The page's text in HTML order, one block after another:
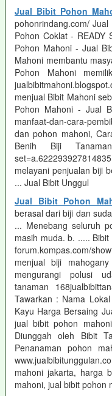
Jual Bibit Pohon
pohonrindang.com/
Pohon Coklat - READY
Pohon Mahoni - Jual
Mahoni membantu
Pohon Mahoni
menjual Bibit Mahoni
Pohon Mahoni - Jual
manfaat-dan-cara-
dan pohon mahoni,
Benih Biji Tanaman
melayani penjualan biji
... Jual Bibit Unggul
Jual Bibit Pohon
berasal dari biji dan
... Menebang seluruh
masih muda. b. .....
forum.kompas.com/
menjual biji
mengurangi polusi
tanaman
Tawarkan : Nama
Kayu Harga Bersaing
jual bibit pohon
Diunggah oleh Bibit
Penanaman pohon
mahoni jakarta, harga
mahoni, jual bibit pohon